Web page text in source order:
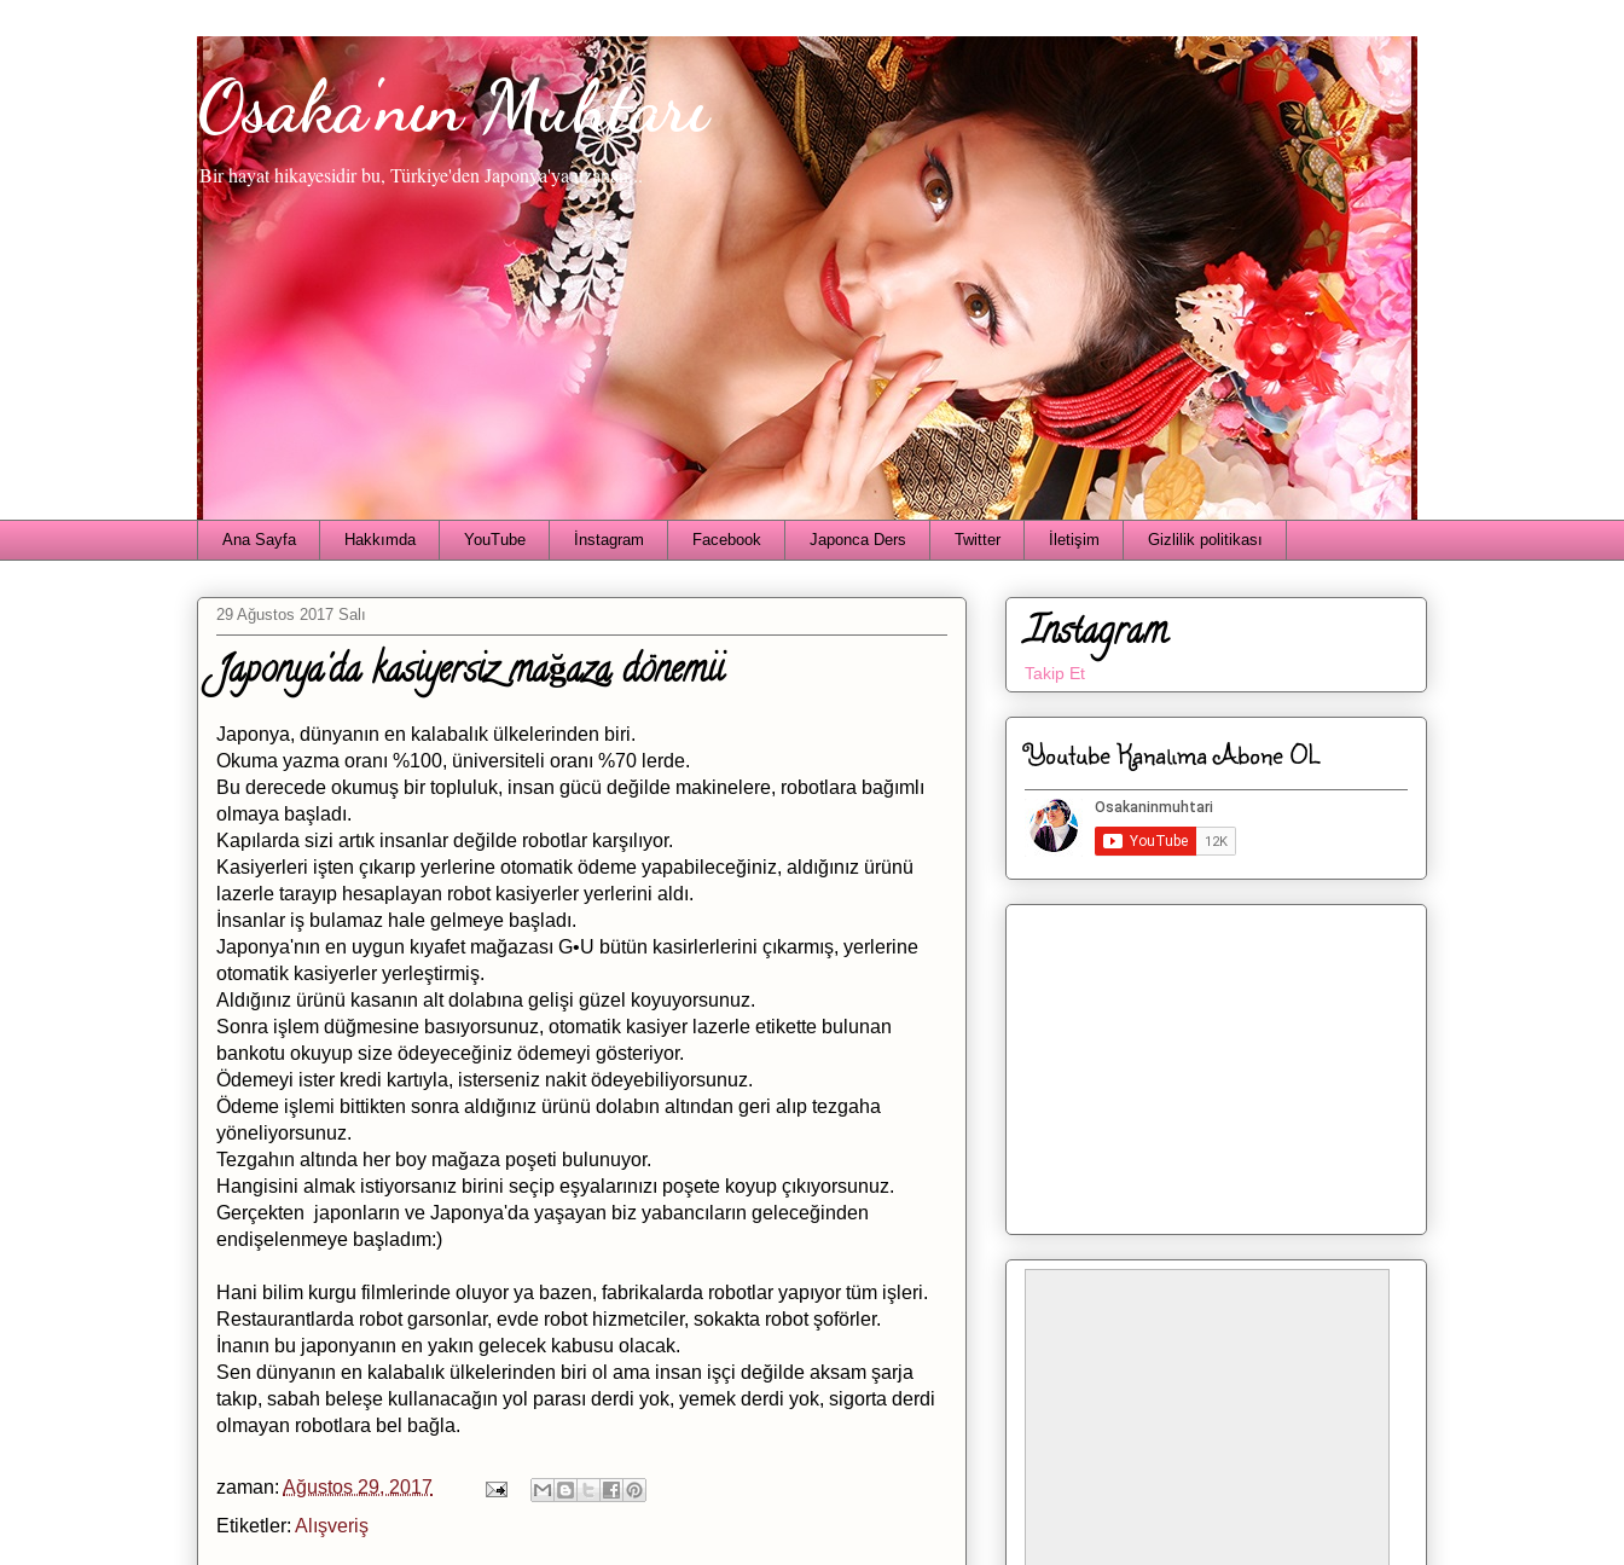
Osaka'nın Muhtarı
Bir hayat hikayesidir bu, Türkiye'den Japonya'ya uzanan...
Ana Sayfa Hakkımda YouTube İnstagram Facebook Japonca Ders Twitter İletişim Gizlilik politikası
29 Ağustos 2017 Salı
Japonya'da kasiyersiz mağaza dönemii
Japonya, dünyanın en kalabalık ülkelerinden biri.
Okuma yazma oranı %100, üniversiteli oranı %70 lerde.
Bu derecede okumuş bir topluluk, insan gücü değilde makinelere, robotlara bağımlı
olmaya başladı.
Kapılarda sizi artık insanlar değilde robotlar karşılıyor.
Kasiyerleri işten çıkarıp yerlerine otomatik ödeme yapabileceğiniz, aldığınız ürünü
lazerle tarayıp hesaplayan robot kasiyerler yerlerini aldı.
İnsanlar iş bulamaz hale gelmeye başladı.
Japonya'nın en uygun kıyafet mağazası G•U bütün kasirlerlerini çıkarmış, yerlerine
otomatik kasiyerler yerleştirmiş.
Aldığınız ürünü kasanın alt dolabına gelişi güzel koyuyorsunuz.
Sonra işlem düğmesine basıyorsunuz, otomatik kasiyer lazerle etikette bulunan
bankotu okuyup size ödeyeceğiniz ödemeyi gösteriyor.
Ödemeyi ister kredi kartıyla, isterseniz nakit ödeyebiliyorsunuz.
Ödeme işlemi bittikten sonra aldığınız ürünü dolabın altından geri alıp tezgaha
yöneliyorsunuz.
Tezgahın altında her boy mağaza poşeti bulunuyor.
Hangisini almak istiyorsanız birini seçip eşyalarınızı poşete koyup çıkıyorsunuz.
Gerçekten japonların ve Japonya'da yaşayan biz yabancıların geleceğinden
endişelenmeye başladım:)
Hani bilim kurgu filmlerinde oluyor ya bazen, fabrikalarda robotlar yapıyor tüm işleri.
Restaurantlarda robot garsonlar, evde robot hizmetciler, sokakta robot şoförler.
İnanın bu japonyanın en yakın gelecek kabusu olacak.
Sen dünyanın en kalabalık ülkelerinden biri ol ama insan işçi değilde aksam şarja
takıp, sabah beleşe kullanacağın yol parası derdi yok, yemek derdi yok, sigorta derdi
olmayan robotlara bel bağla.
zaman: Ağustos 29, 2017
Etiketler: Alışveriş
Instagram
Takip Et
Youtube Kanalıma Abone OL